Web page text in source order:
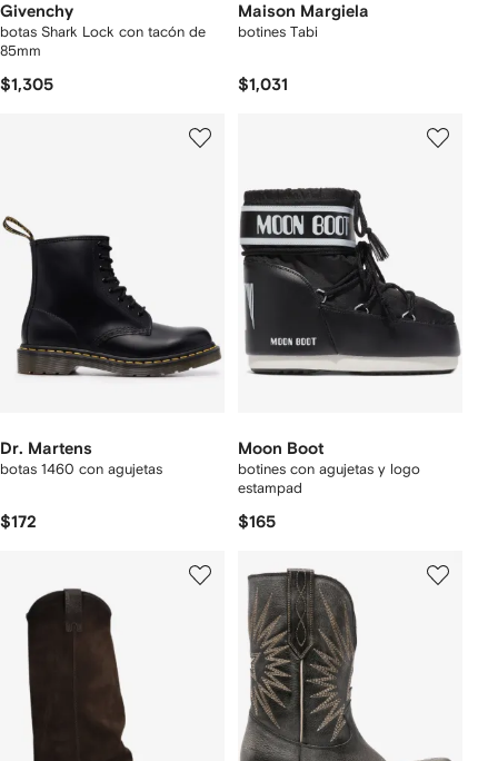
Givenchy
botas Shark Lock con tacón de
85mm
$1,305
Maison Margiela
botines Tabi
$1,031
Dr. Martens
botas 1460 con agujetas
$172
Moon Boot
botines con agujetas y logo
estampad
$165